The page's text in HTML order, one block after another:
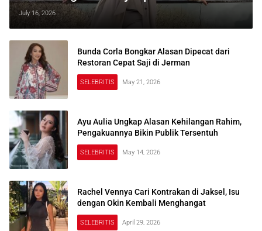
July 16, 2026
Bunda Corla Bongkar Alasan Dipecat dari
Restoran Cepat Saji di Jerman
SELEBRITIS May 21, 2026
Ayu Aulia Ungkap Alasan Kehilangan Rahim,
Pengakuannya Bikin Publik Tersentuh
SELEBRITIS May 14, 2026
Rachel Vennya Cari Kontrakan di Jaksel, Isu
dengan Okin Kembali Menghangat
SELEBRITIS April 29, 2026